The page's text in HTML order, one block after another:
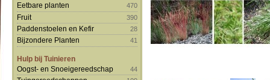
Eetbare planten
470
Fruit 390
Paddenstoelen en Kefir 28
Bijzondere Planten 41
Hulp bij Tuinieren
Oogst- en Snoeigereedschap
44